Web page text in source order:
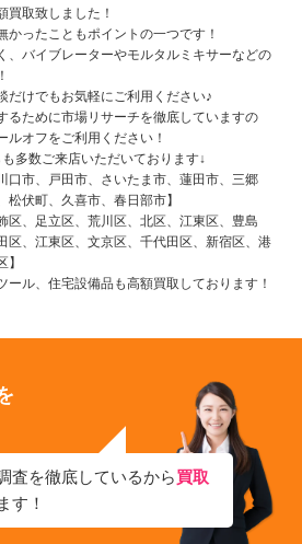
買取致しました！
かったこともポイントの一つです！
、バイブレーターやモルタルミキサーなどの
だけでもお気軽にご利用ください♪
るために市場リサーチを徹底していますの
ルオフをご利用ください！
多数ご来店いただいております↓
口市、戸田市、さいたま市、蓮田市、三郷
伏町、久喜市、春日部市】
区、足立区、荒川区、北区、江東区、豊島
区、江東区、文京区、千代田区、新宿区、港
ール、住宅設備品も高額買取しております！
査を徹底しているから買取
す！